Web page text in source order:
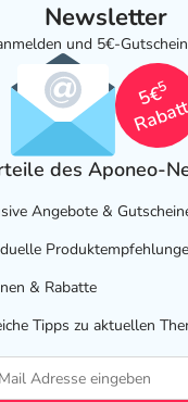
Newsletter
und 5€-Gutschein
5€
5
des Aponeo-
Angebote &
& Rabatte
Tipps zu aktuellen